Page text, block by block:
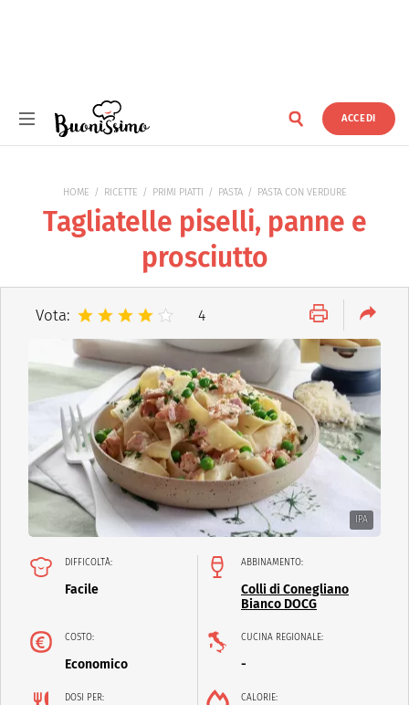
ACCEDI
HOME RICETTE PRIMI PIATTI PASTA PASTA CON VERDURE
Tagliatelle piselli, panne e
prosciutto
Vota: 4
IPA
DIFFICOLTÀ:
Facile
ABBINAMENTO:
Colli di Conegliano
Bianco DOCG
COSTO:
Economico
CUCINA REGIONALE:
-
DOSI PER: CALORIE: